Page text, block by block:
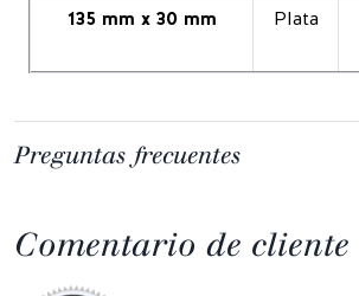
135 mm x 30 mm
Plata
Preguntas frecuentes
Comentario de cliente